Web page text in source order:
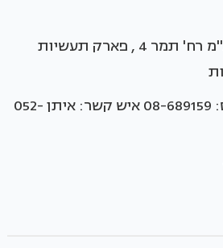
א.ד. מירז תעשיות בע''מ רח' תמר 4 , פארק תעשיות
טל': 08-6610121 פקס: 08-689159 איש קשר: איתן 052-